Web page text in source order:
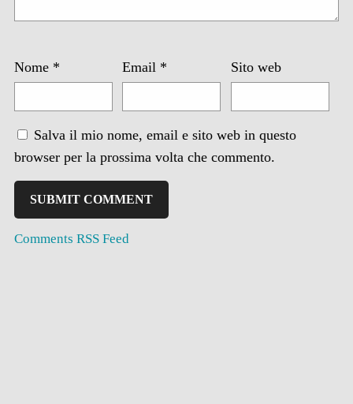
Nome * Email * Sito web
Salva il mio nome, email e sito web in questo
browser per la prossima volta che commento.
Comments RSS Feed